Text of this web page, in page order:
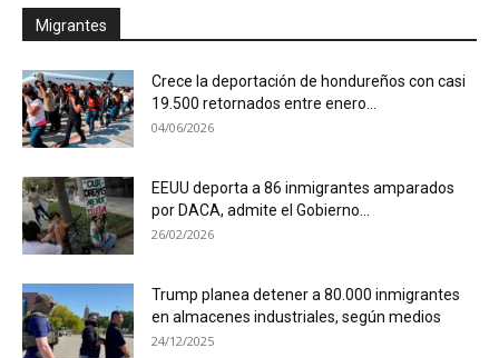
Migrantes
Crece la deportación de hondureños con casi
19.500 retornados entre enero...
04/06/2026
EEUU deporta a 86 inmigrantes amparados
por DACA, admite el Gobierno...
26/02/2026
Trump planea detener a 80.000 inmigrantes
en almacenes industriales, según medios
24/12/2025